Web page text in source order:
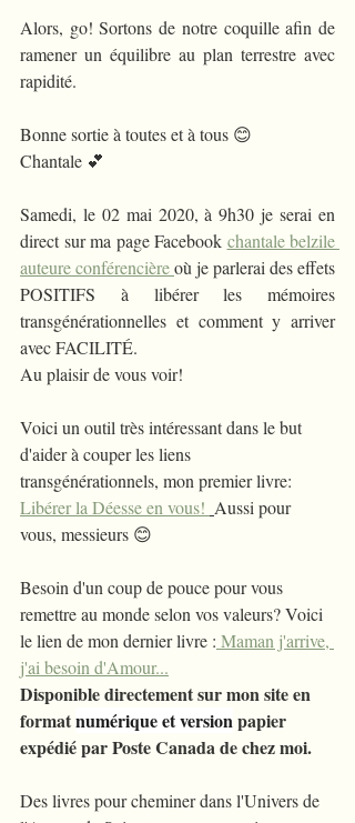
Alors, go! Sortons de notre coquille afin de
ramener un équilibre au plan terrestre avec
rapidité.
Bonne sortie à toutes et à tous 😊
Chantale 💕
Samedi, le 02 mai 2020, à 9h30 je serai en
direct sur ma page Facebook chantale belzile
auteure conférencière où je parlerai des effets
POSITIFS à libérer les mémoires
transgénérationnelles et comment y arriver
avec FACILITÉ.
Au plaisir de vous voir!
Voici un outil très intéressant dans le but
d'aider à couper les liens
transgénérationnels, mon premier livre:
Libérer la Déesse en vous! Aussi pour
vous, messieurs 😊
Besoin d'un coup de pouce pour vous
remettre au monde selon vos valeurs? Voici
le lien de mon dernier livre : Maman j'arrive,
j'ai besoin d'Amour...
Disponible directement sur mon site en
format numérique et version papier
expédié par Poste Canada de chez moi.
Des livres pour cheminer dans l'Univers de